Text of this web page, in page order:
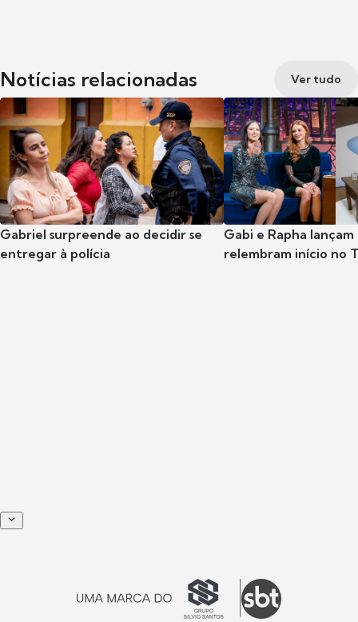
Notícias relacionadas Ver tudo
Gabriel surpreende ao decidir se
entregar à polícia
Gabi e Rapha
relembram início no